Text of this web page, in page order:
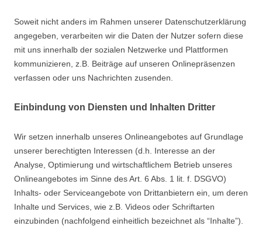
Soweit nicht anders im Rahmen unserer Datenschutzerklärung
angegeben, verarbeiten wir die Daten der Nutzer sofern diese
mit uns innerhalb der sozialen Netzwerke und Plattformen
kommunizieren, z.B. Beiträge auf unseren Onlinepräsenzen
verfassen oder uns Nachrichten zusenden.
Einbindung von Diensten und Inhalten Dritter
Wir setzen innerhalb unseres Onlineangebotes auf Grundlage
unserer berechtigten Interessen (d.h. Interesse an der
Analyse, Optimierung und wirtschaftlichem Betrieb unseres
Onlineangebotes im Sinne des Art. 6 Abs. 1 lit. f. DSGVO)
Inhalts- oder Serviceangebote von Drittanbietern ein, um deren
Inhalte und Services, wie z.B. Videos oder Schriftarten
einzubinden (nachfolgend einheitlich bezeichnet als “Inhalte”).